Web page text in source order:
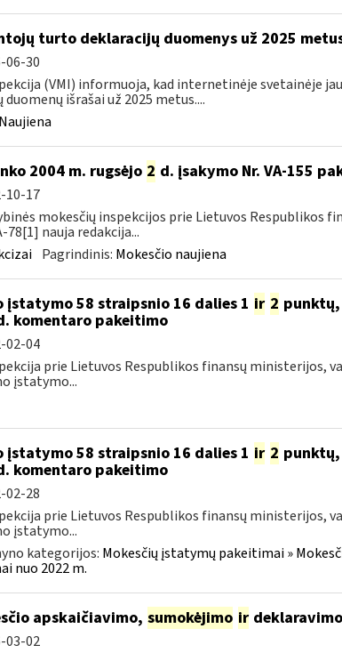
turto deklaracijų duomenys už 2025
06-30
(VMI) informuoja, kad internetinėje svetainėje
išrašai už 2025 metus....
Naujiena
2004 m. rugsėjo 2 d. įsakymo Nr. VA-155
10-17
mokesčių inspekcijos prie Lietuvos Respublikos
78[1] nauja redakcija...
Pagrindinis: Mokesčio naujiena
įstatymo 58 straipsnio 16 dalies 1 ir 2
komentaro pakeitimo
02-04
prie Lietuvos Respublikos finansų ministerijos,
įstatymo...
įstatymo 58 straipsnio 16 dalies 1 ir 2
komentaro pakeitimo
02-28
prie Lietuvos Respublikos finansų ministerijos,
įstatymo...
kategorijos: Mokesčių įstatymų pakeitimai »
nuo 2022 m.
apskaičiavimo, sumokėjimo irdeklaravimo
03-02